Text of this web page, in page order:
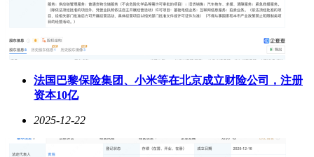
法国巴黎保险集团、小米等在北京成立财险公司，注册
资本10亿
2025-12-22